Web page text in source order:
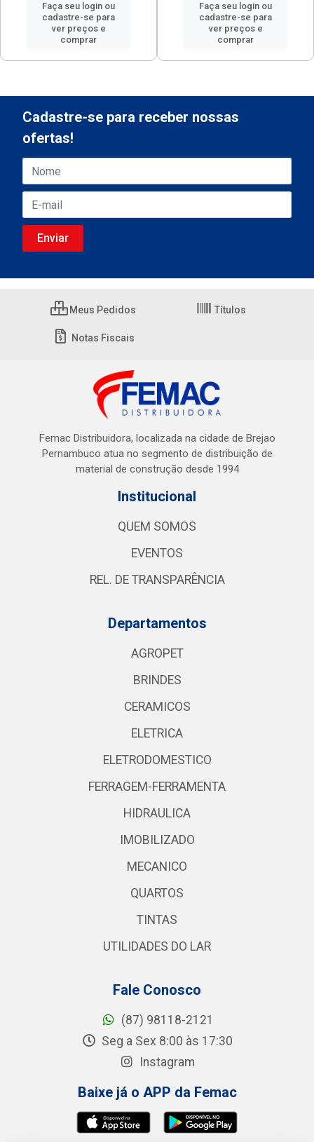
Faça seu login ou
cadastre-se para
ver preços e
comprar
Faça seu login ou
cadastre-se para
ver preços e
comprar
Cadastre-se para receber nossas
ofertas!
Meus Pedidos Títulos
Notas Fiscais
Femac Distribuidora, localizada na cidade de Brejao
Pernambuco atua no segmento de distribuição de
material de construção desde 1994
Institucional
QUEM SOMOS
EVENTOS
REL. DE TRANSPARÊNCIA
Departamentos
AGROPET
BRINDES
CERAMICOS
ELETRICA
ELETRODOMESTICO
FERRAGEM-FERRAMENTA
HIDRAULICA
IMOBILIZADO
MECANICO
QUARTOS
TINTAS
UTILIDADES DO LAR
Fale Conosco
(87) 98118-2121
Seg a Sex 8:00 às 17:30
Instagram
Baixe já o APP da Femac